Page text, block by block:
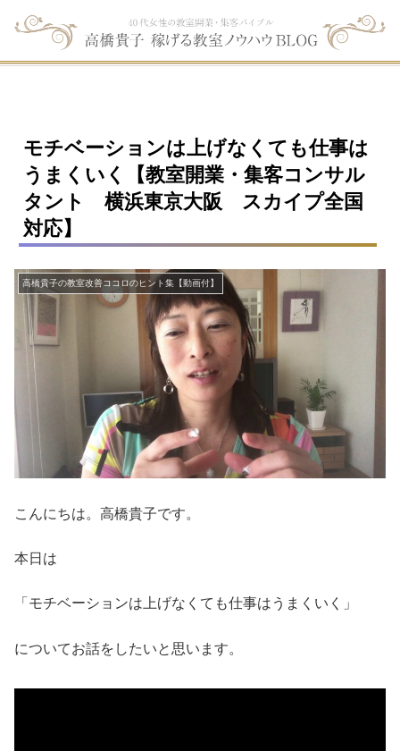
モチベーションは上げなくても仕事は
うまくいく【教室開業・集客コンサル
タント 横浜東京大阪 スカイプ全国
対応】
高橋貴子の教室改善ココロのヒント集【動画付】
こんにちは。高橋貴子です。
本日は
「モチベーションは上げなくても仕事はうまくいく」
についてお話をしたいと思います。